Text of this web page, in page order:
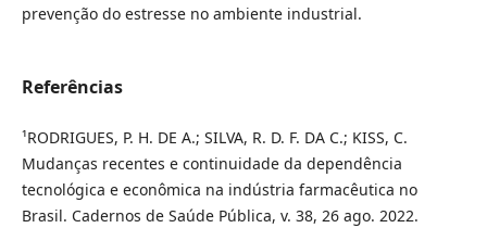
prevenção do estresse no ambiente industrial.
Referências
¹RODRIGUES, P. H. DE A.; SILVA, R. D. F. DA C.; KISS, C.
Mudanças recentes e continuidade da dependência
tecnológica e econômica na indústria farmacêutica no
Brasil. Cadernos de Saúde Pública, v. 38, 26 ago. 2022.